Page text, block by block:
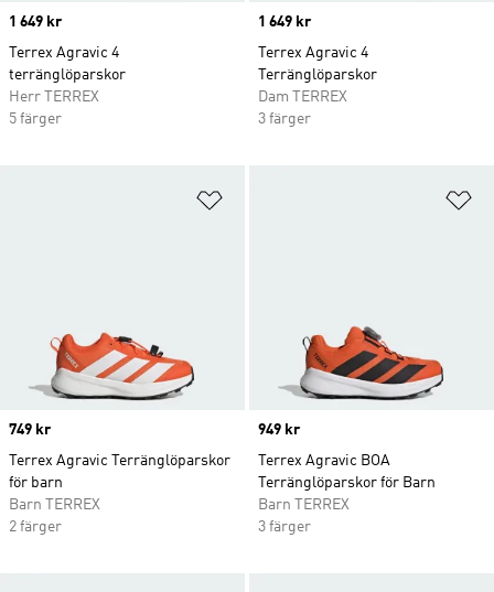
Price
1 649 kr
Terrex Agravic 4
terränglöparskor
Herr TERREX
5 färger
Price
1 649 kr
Terrex Agravic 4
Terränglöparskor
Dam TERREX
3 färger
Price
749 kr
Terrex Agravic Terränglöparskor
för barn
Barn TERREX
2 färger
Price
949 kr
Terrex Agravic BOA
Terränglöparskor för Barn
Barn TERREX
3 färger